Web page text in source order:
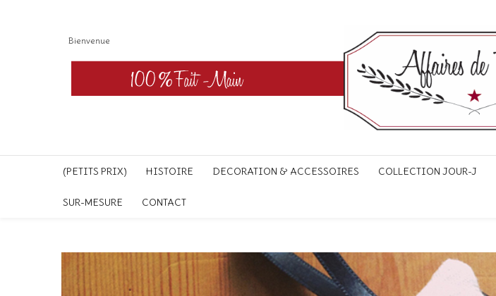
Bienvenue
(PETITS PRIX) HISTOIRE DECORATION & ACCESSOIRES COLLECTION JOUR-J
SUR-MESURE CONTACT